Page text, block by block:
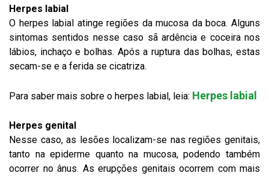
Herpes labial
O herpes labial atinge regiões da mucosa da boca. Alguns
sintomas sentidos nesse caso sã ardência e coceira nos
lábios, inchaço e bolhas. Após a ruptura das bolhas, estas
secam-se e a ferida se cicatriza.
Para saber mais sobre o herpes labial, leia: Herpes labial
Herpes genital
Nesse caso, as lesões localizam-se nas regiões genitais,
tanto na epiderme quanto na mucosa, podendo também
ocorrer no ânus. As erupções genitais ocorrem com mais